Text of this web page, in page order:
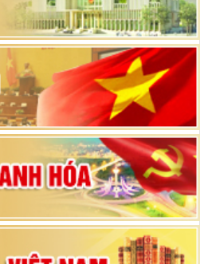
quy trình bỏ phiếu bầu cử ĐBQH
đại biểu HĐND các cấp nhiệm kỳ
hội Việt Nam: vì lợi ích Nhân dân,
của đất nước
duyệt nội dung Đại hội đại biểu
Thanh Hóa lần thứ XX, nhiệm kỳ
Đảng bộ xã Yên Thọ lần thứ I,
– 2030
bộ xã Yên Ninh lần thứ nhất,